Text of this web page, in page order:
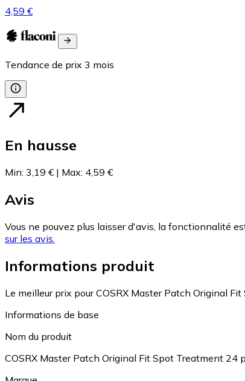
4,59 €
Tendance de prix 3 mois
En hausse
Min: 3,19 € | Max: 4,59 €
Avis
Vous ne pouvez plus laisser d'avis, la fonctionnalité
sur les avis.
Informations produit
Le meilleur prix pour COSRX Master Patch Original
Informations de base
Nom du produit
COSRX Master Patch Original Fit Spot Treatment 24